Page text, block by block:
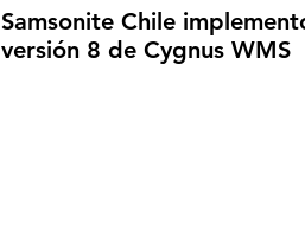
Samsonite Chile
versión 8 de Cygnus WMS